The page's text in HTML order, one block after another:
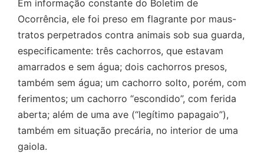
Em informação constante do Boletim de
Ocorrência, ele foi preso em flagrante por maus-
tratos perpetrados contra animais sob sua guarda,
especificamente: três cachorros, que estavam
amarrados e sem água; dois cachorros presos,
também sem água; um cachorro solto, porém, com
ferimentos; um cachorro “escondido”, com ferida
aberta; além de uma ave (“legítimo papagaio”),
também em situação precária, no interior de uma
gaiola.